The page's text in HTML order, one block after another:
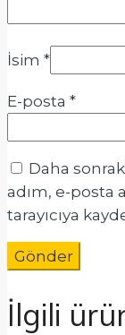
İsim *
E-posta *
Daha
adım, e-posta
tarayıcıya
İlgili